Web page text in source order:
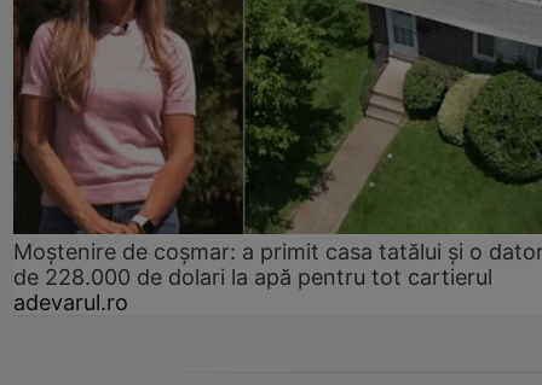
Moștenire de coșmar: a primit casa tatălui și o
de 228.000 de dolari la apă pentru tot cartierul
adevarul.ro